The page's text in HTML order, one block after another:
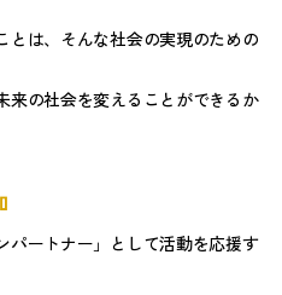
とは、そんな社会の実現のための
来の社会を変えることができるか
パートナー」として活動を応援す